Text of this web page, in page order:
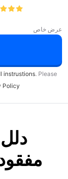
عرض خاص
instrustions. Please
Policy